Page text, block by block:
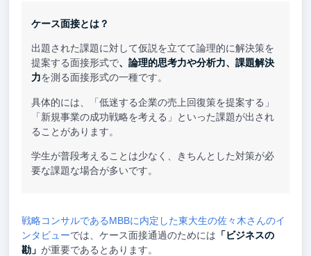
ケース面接とは？
出題された課題に対して仮説を立てて論理的に解決策を
提案する面接形式で、論理的思考力や分析力、課題解決
力を測る面接形式の一種です。
具体的には、「低迷する企業の売上回復策を提案する」
「新規事業の成功戦略を考える」といった課題が出され
ることがあります。
学生が普段考えることは少なく、きちんとした対策が必
要な課題な場合が多いです。
戦略コンサルであるMBBに内定した東大生の佐々木さんのイ
ンタビューでは、ケース面接通過のためには 「ビジネスの
勘」 が重要であるとあります。